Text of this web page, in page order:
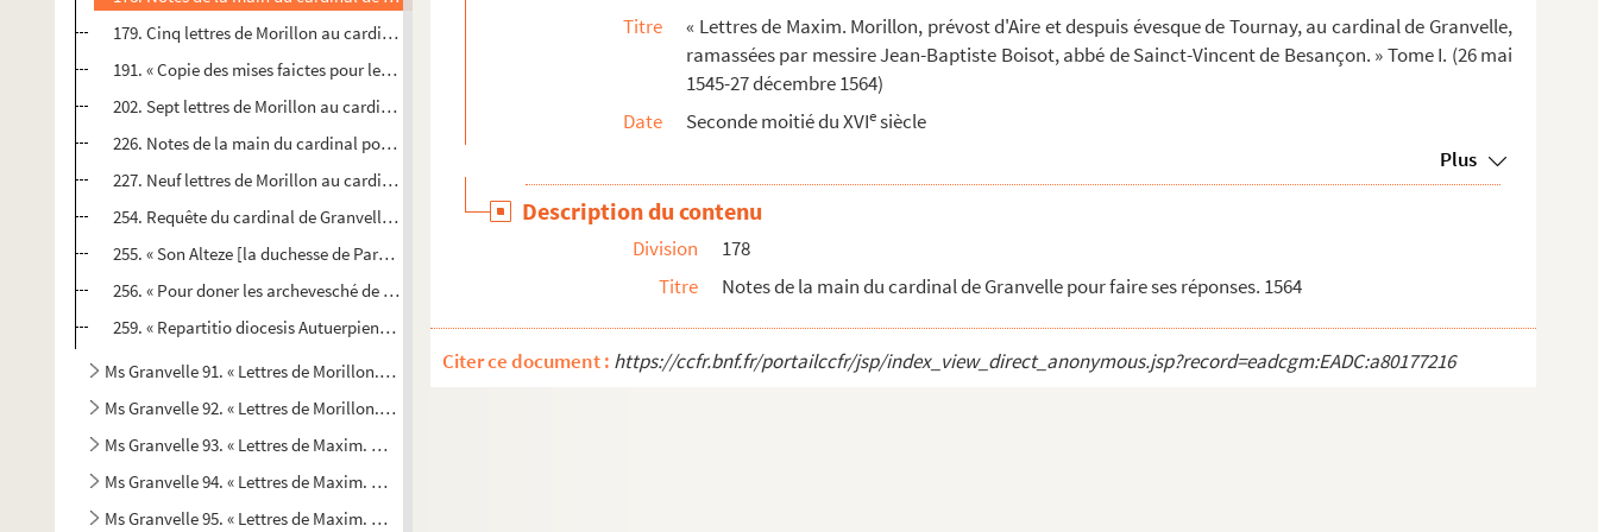
179. Cinq lettres de Morillon au cardinal de Granvelle. Bruxelles, 19 octobre-13 novembre 1564
191. « Copie des mises faictes pour les chariotz et chevaulx que Sa Majesté at (sic) mandé du Payz-Bas au...
202. Sept lettres de Morillon au cardinal de Granvelle. Bruxelles, 18 novembre, et Saint-Amand, 27 décemb...
226. Notes de la main du cardinal pour répondre à Morillon. 21 janvier 1565
227. Neuf lettres de Morillon au cardinal de Granvelle. Bruxelles, 30 décembre 1564-1er avril 1565
254. Requête du cardinal de Granvelle au roi. Copie
255. « Son Alteze [la duchesse de Parme] à ceulx de Tournay pour l'exemption de la maison de Saint-Amand ...
256. « Pour doner les archevesché de Malines et évesché de Boisle-Duc ». Copie
259. « Repartitio diocesis Autuerpiensis. » 1564. Copie
Ms Granvelle 91. « Lettres de Morillon... T. II. » (25 avril-7 octobre 1565)
Ms Granvelle 92. « Lettres de Morillon... T. III. » (20 janvier-31 décembre 1566)
Ms Granvelle 93. « Lettres de Maxim. Morillon... T. IV. » (18 janvier-21 décembre 1567)
Ms Granvelle 94. « Lettres de Maxim. Morillon... T. V. » (4 janvier-19 décembre 1568)
Ms Granvelle 95. « Lettres de Maxim. Morillon... T. VI. » (2 janvier-21 novembre 1569)
Titre
« Lettres de Maxim. Morillon, prévost d'Aire et despuis évesque de Tournay, au cardinal de Granvelle,
ramassées par messire Jean-Baptiste Boisot, abbé de Sainct-Vincent de Besançon. » Tome I. (26 mai
1545-27 décembre 1564)
Date
Seconde moitié du XVIesiècle
Plus
Description du contenu
Division
178
Titre
Notes de la main du cardinal de Granvelle pour faire ses réponses. 1564
Citer ce document : https://ccfr.bnf.fr/portailccfr/jsp/index_view_direct_anonymous.jsp?record=eadcgm:EADC:a80177216